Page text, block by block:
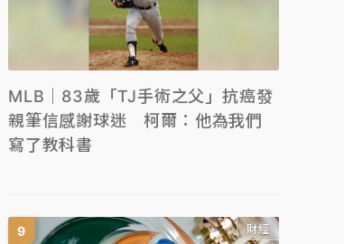
MLB｜83歲「TJ手術之父」抗癌發
親筆信感謝球迷 柯爾：他為我們
寫了教科書
財經